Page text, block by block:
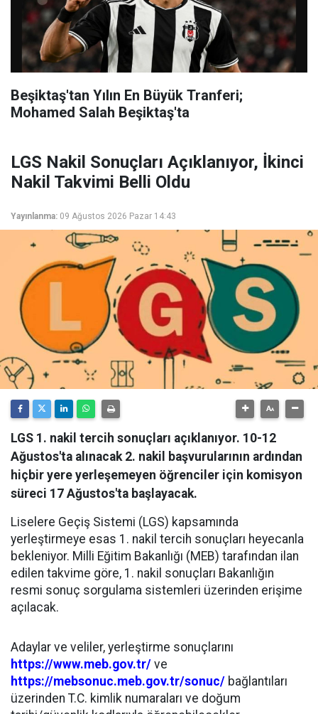
Beşiktaş'tan Yılın En Büyük Tranferi;
Mohamed Salah Beşiktaş'ta
LGS Nakil Sonuçları Açıklanıyor, İkinci
Nakil Takvimi Belli Oldu
Yayınlanma: 09 Ağustos 2026 Pazar 14:43
LGS 1. nakil tercih sonuçları açıklanıyor. 10-12
Ağustos'ta alınacak 2. nakil başvurularının ardından
hiçbir yere yerleşemeyen öğrenciler için komisyon
süreci 17 Ağustos'ta başlayacak.
Liselere Geçiş Sistemi (LGS) kapsamında
yerleştirmeye esas 1. nakil tercih sonuçları heyecanla
bekleniyor. Milli Eğitim Bakanlığı (MEB) tarafından ilan
edilen takvime göre, 1. nakil sonuçları Bakanlığın
resmi sonuç sorgulama sistemleri üzerinden erişime
açılacak.
Adaylar ve veliler, yerleştirme sonuçlarını
https://www.meb.gov.tr/ ve
https://mebsonuc.meb.gov.tr/sonuc/ bağlantıları
üzerinden T.C. kimlik numaraları ve doğum